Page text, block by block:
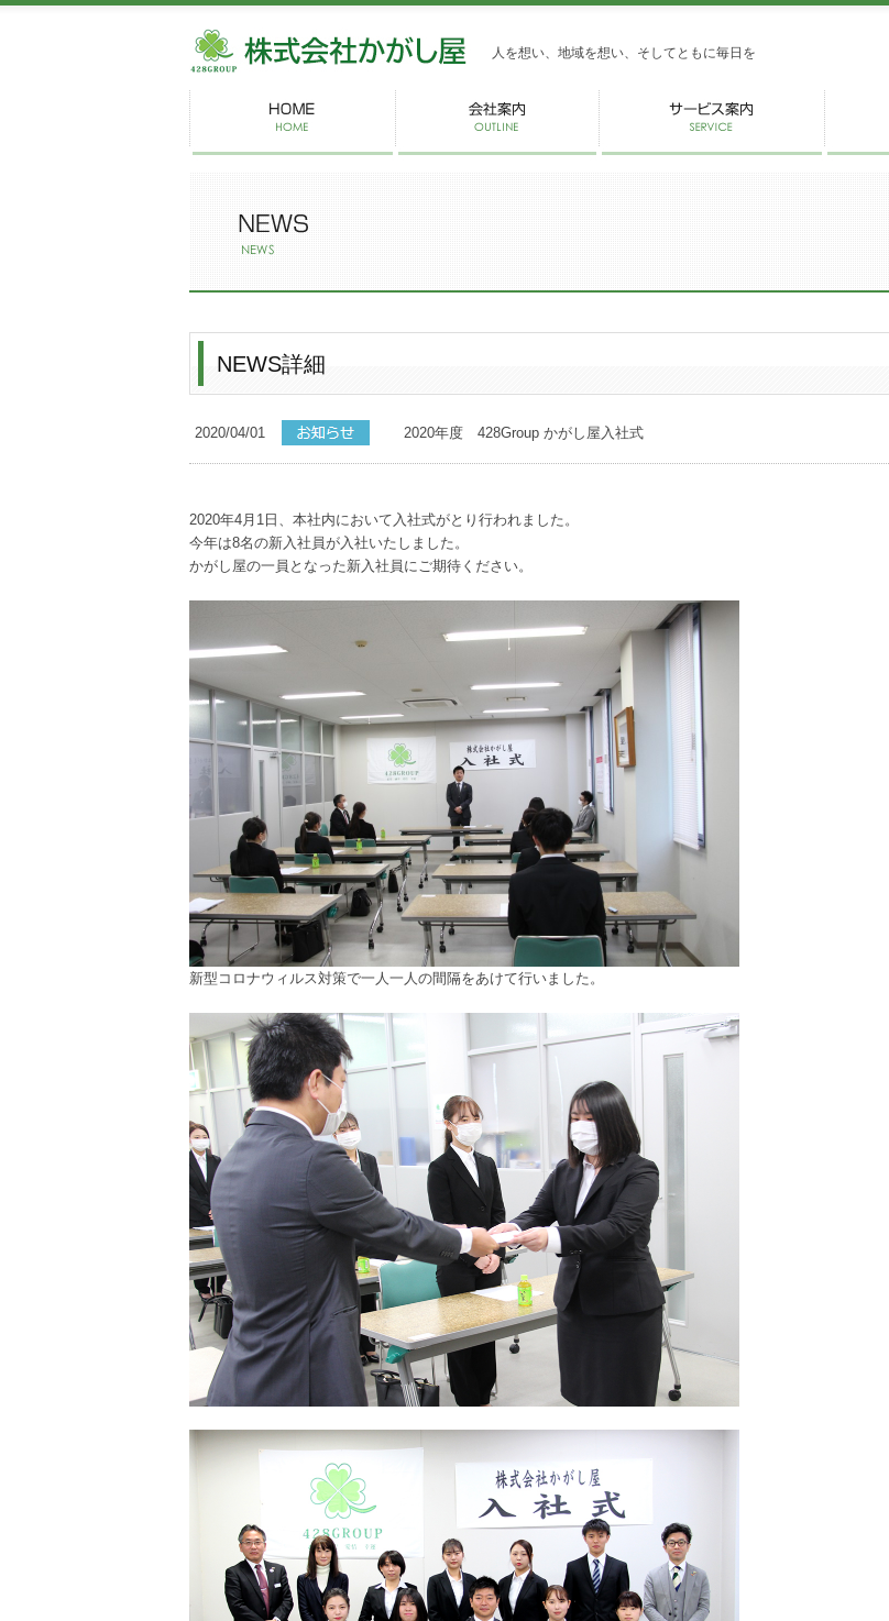
人を想い、地域を想い、そしてともに毎日を
NEWS詳細
2020/04/01 2020年度 428Group かがし屋入社式
2020年4月1日、本社内において入社式がとり行われました。
今年は8名の新入社員が入社いたしました。
かがし屋の一員となった新入社員にご期待ください。
新型コロナウィルス対策で一人一人の間隔をあけて行いました。